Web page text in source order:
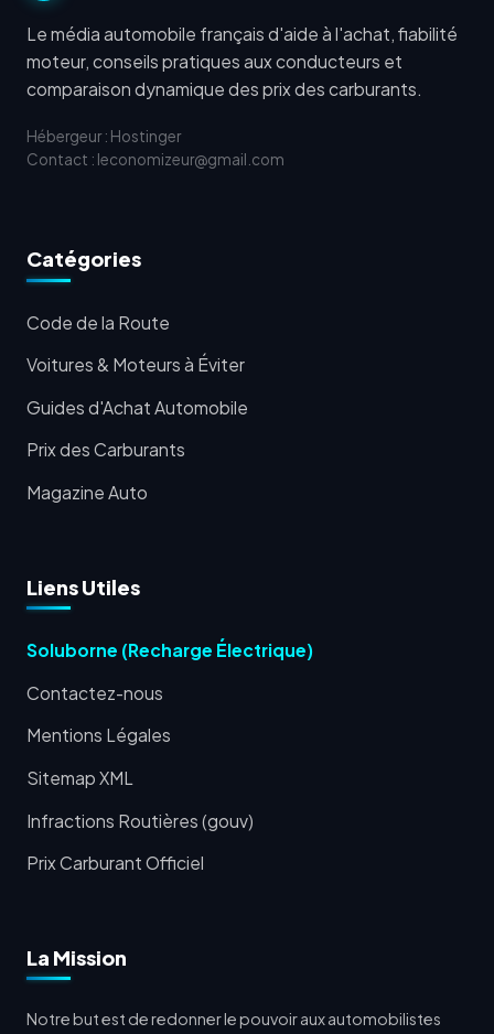
Le média automobile français d'aide à l'achat, fiabilité
moteur, conseils pratiques aux conducteurs et
comparaison dynamique des prix des carburants.
Hébergeur : Hostinger
Contact : leconomizeur@gmail.com
Catégories
Code de la Route
Voitures & Moteurs à Éviter
Guides d'Achat Automobile
Prix des Carburants
Magazine Auto
Liens Utiles
Soluborne (Recharge Électrique)
Contactez-nous
Mentions Légales
Sitemap XML
Infractions Routières (gouv)
Prix Carburant Officiel
La Mission
Notre but est de redonner le pouvoir aux automobilistes